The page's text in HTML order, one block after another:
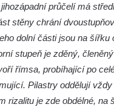
ve Velenicích
ve Velenicích
ve Velenicích
– bývalá škola ve Velenicích
průčelí má
stěny chrání
dolní části jsou na šířku
stupeň je zděný,
římsa, probíhající po
Pilastry oddělují
rizalitu je zde obdélné, na